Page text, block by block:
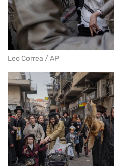
Leo Correa / AP